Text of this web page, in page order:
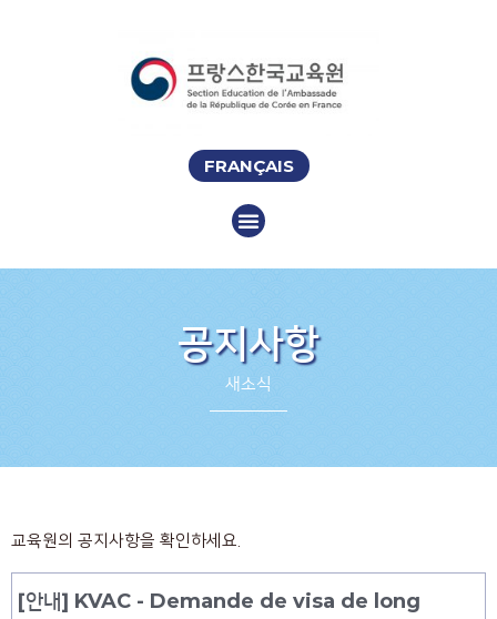
FRANÇAIS
공지사항
새소식
교육원의 공지사항을 확인하세요.
[안내] KVAC - Demande de visa de long